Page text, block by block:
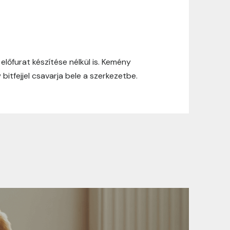
készítése nélkül is. Kemény
csavarja bele a szerkezetbe.
információinkat, hogy a vásárlásod
okból kifolyólag a szállítás